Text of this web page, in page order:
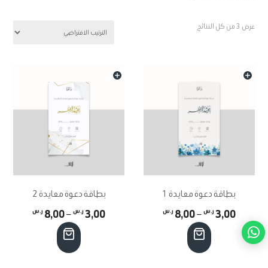
عرض ⁦3⁩ من كل النتائج
بطاقة دعوة معايدة 1
3,00 ر.س –
8,00 ر.سنطاق
هناك
العديد
بطاقة دعوة معايدة 2
3,00 ر.س –
8,00 ر.سنطاق
هناك
العديد